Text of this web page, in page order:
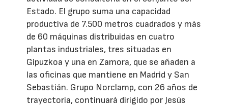
Estado. El grupo suma una capacidad
productiva de 7.500 metros cuadrados y más
de 60 máquinas distribuidas en cuatro
plantas industriales, tres situadas en
Gipuzkoa y una en Zamora, que se añaden a
las oficinas que mantiene en Madrid y San
Sebastián. Grupo Norclamp, con 26 años de
trayectoria, continuará dirigido por Jesús